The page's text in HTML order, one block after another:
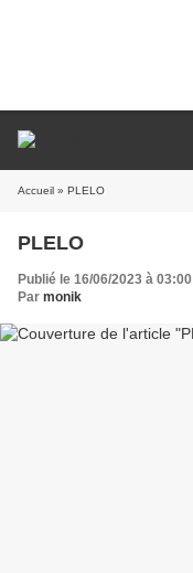
Accueil » PLELO
PLELO
Publié le 16/06/2023 à 03:00
Par monik